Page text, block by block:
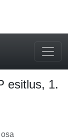
esitlus, 1.